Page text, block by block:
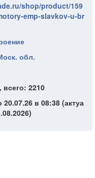
shop/product/159
emp-slavkov-u-br
обл.
всего: 2210
в 08:38 (актуа